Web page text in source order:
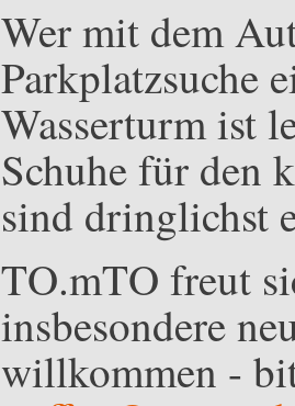
Wer mit dem
Parkplatzsuche
Wasserturm ist
Schuhe für den
sind dringlichst
TO.mTO freut
insbesondere
willkommen -